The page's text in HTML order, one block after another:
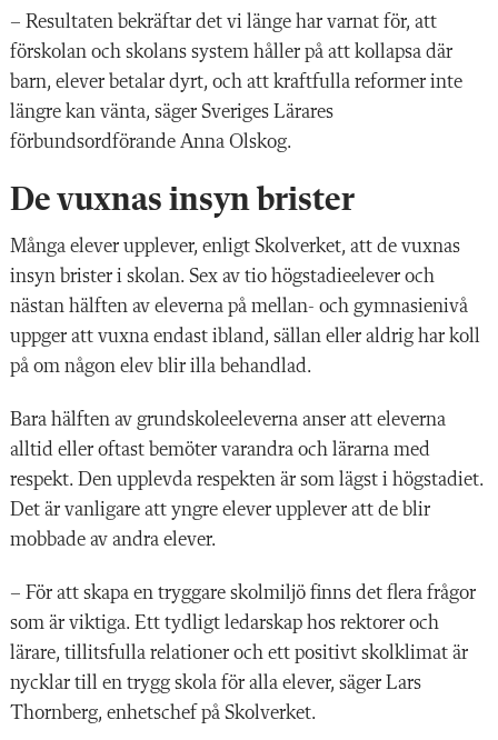
– Resultaten bekräftar det vi länge har varnat för, att
förskolan och skolans system håller på att kollapsa där
barn, elever betalar dyrt, och att kraftfulla reformer inte
längre kan vänta, säger Sveriges Lärares
förbundsordförande Anna Olskog.
De vuxnas insyn brister
Många elever upplever, enligt Skolverket, att de vuxnas
insyn brister i skolan. Sex av tio högstadieelever och
nästan hälften av eleverna på mellan- och gymnasienivå
uppger att vuxna endast ibland, sällan eller aldrig har koll
på om någon elev blir illa behandlad.
Bara hälften av grundskoleeleverna anser att eleverna
alltid eller oftast bemöter varandra och lärarna med
respekt. Den upplevda respekten är som lägst i högstadiet.
Det är vanligare att yngre elever upplever att de blir
mobbade av andra elever.
– För att skapa en tryggare skolmiljö finns det flera frågor
som är viktiga. Ett tydligt ledarskap hos rektorer och
lärare, tillitsfulla relationer och ett positivt skolklimat är
nycklar till en trygg skola för alla elever, säger Lars
Thornberg, enhetschef på Skolverket.